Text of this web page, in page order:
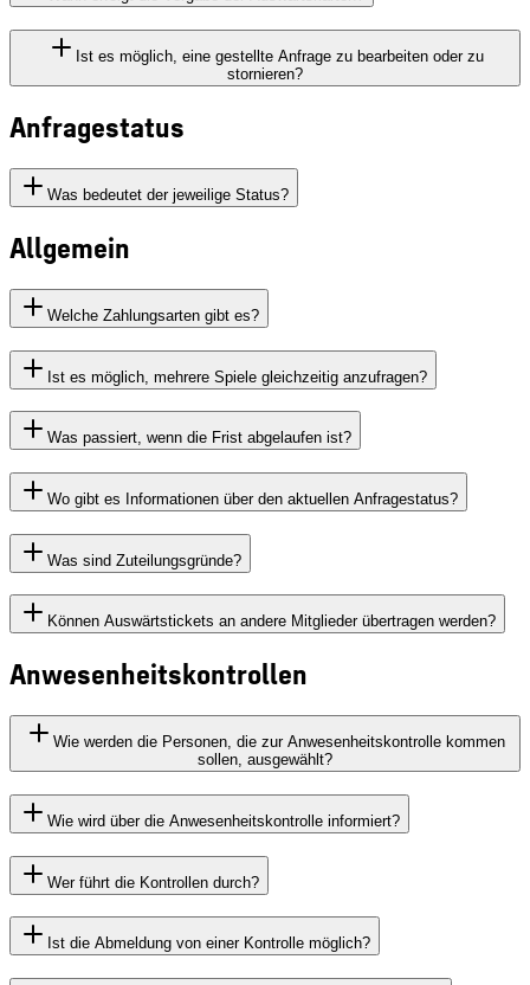
Ist es möglich, eine gestellte Anfrage zu bearbeiten oder zu
stornieren?
Anfragestatus
Was bedeutet der jeweilige Status?
Allgemein
Welche Zahlungsarten gibt es?
Ist es möglich, mehrere Spiele gleichzeitig anzufragen?
Was passiert, wenn die Frist abgelaufen ist?
Wo gibt es Informationen über den aktuellen Anfragestatus?
Was sind Zuteilungsgründe?
Können Auswärtstickets an andere Mitglieder übertragen werden?
Anwesenheitskontrollen
Wie werden die Personen, die zur Anwesenheitskontrolle kommen
sollen, ausgewählt?
Wie wird über die Anwesenheitskontrolle informiert?
Wer führt die Kontrollen durch?
Ist die Abmeldung von einer Kontrolle möglich?